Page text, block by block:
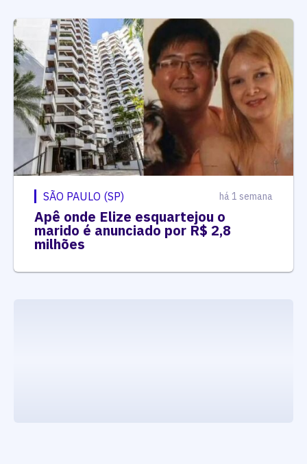
SÃO PAULO (SP) há 1 semana
Apê onde Elize esquartejou o
marido é anunciado por R$ 2,8
milhões